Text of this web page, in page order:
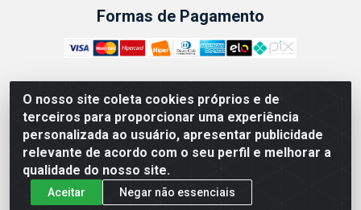
O nosso site coleta cookies próprios e de
terceiros para proporcionar uma experiência
personalizada ao usuário, apresentar publicidade
relevante de acordo com o seu perfil e melhorar a
qualidade do nosso site.
Aceitar Negar não essenciais
Formas de Pagamento
ABRASEG COMÉRCIO ATACADISTA LTDA - CNPJ:
10.894.768/0001-00 - Avenida Lobo Júnior, 1045 -
Penha Circular - Rio de Janeiro - RJ - CEP 21020-124